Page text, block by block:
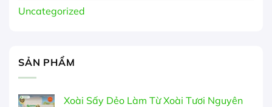
Uncategorized
SẢN PHẨM
Xoài Sấy Dẻo Làm Từ Xoài Tươi Nguyên